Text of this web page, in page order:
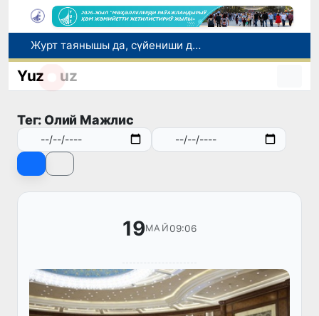
Журт таянышы да, сүйениши де – исбилерменлик
Павел Дуров Ташкенттеги IOI 2026-ды қоллап-қуўатлады Telegram 235 жеңимпазға арнаўлы санлы сыйлықларды тапсырады
Мийнетке ҳүрмет, кәсипке ҳүрмет ҳәм жасларға исеним белгиси
Yuz uz
Тег: Олий Мажлис
19МАЙ09:06